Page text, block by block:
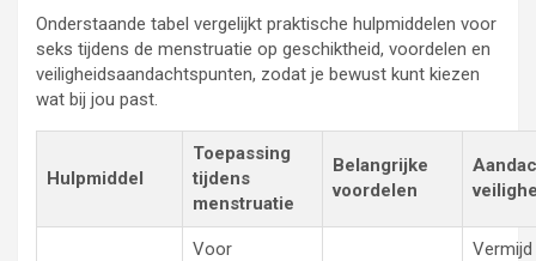
Onderstaande tabel vergelijkt praktische hulpmiddelen voor
seks tijdens de menstruatie op geschiktheid, voordelen en
veiligheidsaandachtspunten, zodat je bewust kunt kiezen
wat bij jou past.
Hulpmiddel
Toepassing
tijdens
menstruatie
Belangrijke
voordelen
Voor